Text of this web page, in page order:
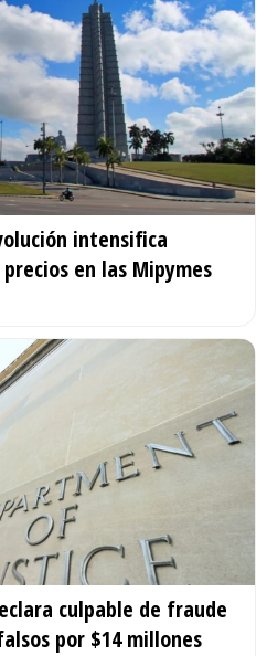
intensifica
en las Mipymes
culpable de fraude
por $14 millones